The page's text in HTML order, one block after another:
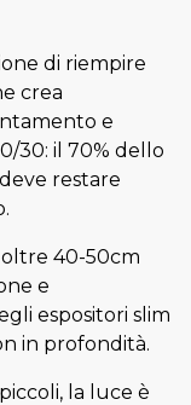
di riempire
crea
e
30: il 70% dello
restare
oltre 40-50cm
e
espositori slim
in profondità.
la luce è